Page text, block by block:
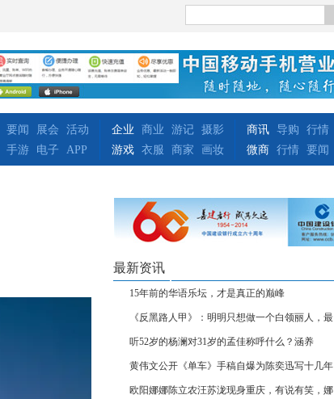
要闻 展会
活动
手游 电子 APP
企业 商业 游记 摄影
游戏 衣服 商家 画妆
商讯 导购 行情
微商 行情 要闻
最新资讯
15年前的华语乐坛，才是真正的巅峰
《反黑路人甲》：明明只想做一个白领丽人，最
听52岁的杨澜对31岁的孟佳称呼什么？涵养
黄伟文公开《单车》手稿自爆为陈奕迅写十几年
欧阳娜娜陈立农汪苏泷现身重庆，有说有笑，娜